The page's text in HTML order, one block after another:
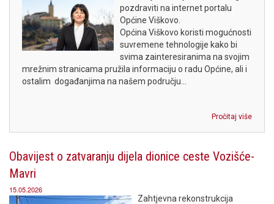
pozdraviti na internet portalu
Općine Viškovo.
Općina Viškovo koristi mogućnosti
suvremene tehnologije kako bi
svima zainteresiranima na svojim
mrežnim stranicama pružila informaciju o radu Općine, ali i
ostalim događanjima na našem području...
Pročitaj više
Obavijest o zatvaranju dijela dionice ceste Vozišće-
Mavri
15.05.2026
Zahtjevna rekonstrukcija